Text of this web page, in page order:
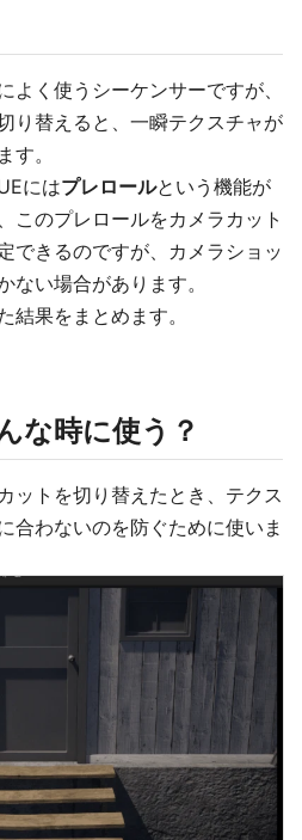
よく使うシーケンサーですが、
り替えると、一瞬テクスチャが
す。
にはプレロールという機能が
このプレロールをカメラカット
できるのですが、カメラショッ
ない場合があります。
結果をまとめます。
な時に使う？
ットを切り替えたとき、テクス
合わないのを防ぐために使いま